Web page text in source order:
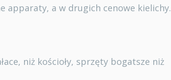
apparaty, a w drugich cenowe kielichy.
niż kościoły, sprzęty bogatsze niż